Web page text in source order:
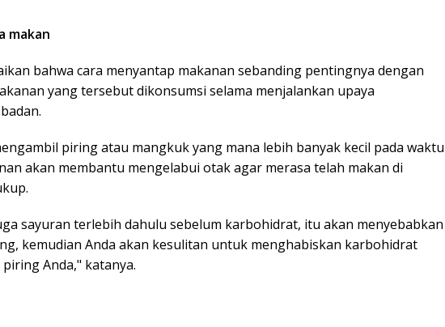
makan
bahwa cara menyantap makanan sebanding pentingnya dengan
yang tersebut dikonsumsi selama menjalankan upaya
piring atau mangkuk yang mana lebih banyak kecil pada waktu
akan membantu mengelabui otak agar merasa telah makan di
sayuran terlebih dahulu sebelum karbohidrat, itu akan menyebabkan
kemudian Anda akan kesulitan untuk menghabiskan karbohidrat
Anda," katanya.